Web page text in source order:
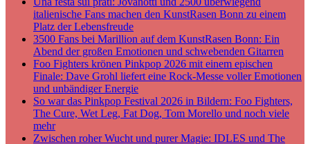
italienische Fans machen den KunstRasen Bonn zu einem
Platz der Lebensfreude
3500 Fans bei Marillion auf dem KunstRasen Bonn: Ein
Abend der großen Emotionen und schwebenden Gitarren
Foo Fighters krönen Pinkpop 2026 mit einem epischen
Finale: Dave Grohl liefert eine Rock-Messe voller Emotionen
und unbändiger Energie
So war das Pinkpop Festival 2026 in Bildern: Foo Fighters,
The Cure, Wet Leg, Fat Dog, Tom Morello und noch viele
mehr
Zwischen roher Wucht und purer Magie: IDLES und The